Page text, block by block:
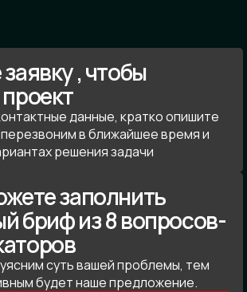
, чтобы
данные, кратко опишите
в ближайшее время и
решения задачи
заполнить
бриф из 8 вопросов-
суть вашей проблемы, тем
будет наше предложение.